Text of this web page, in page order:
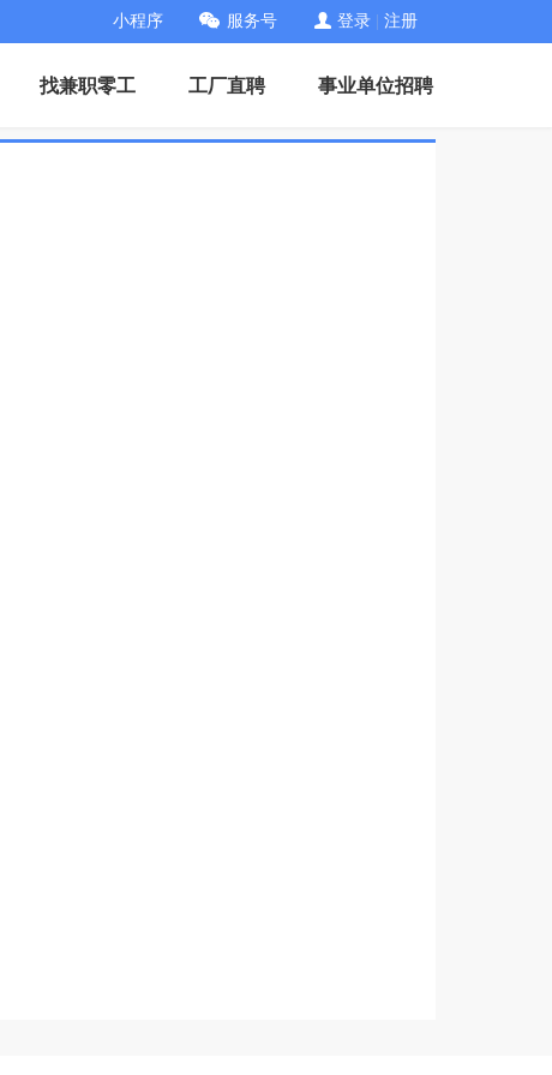
小程序 服务号 登录 注册
找兼职零工 工厂直聘 事业单位招聘